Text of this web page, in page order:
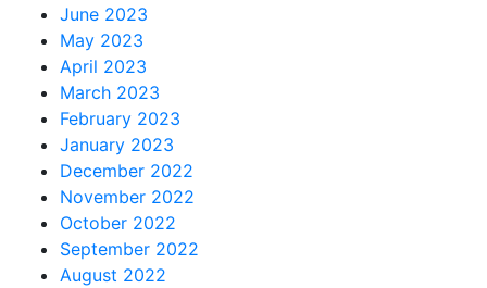
June 2023
May 2023
April 2023
March 2023
February 2023
January 2023
December 2022
November 2022
October 2022
September 2022
August 2022